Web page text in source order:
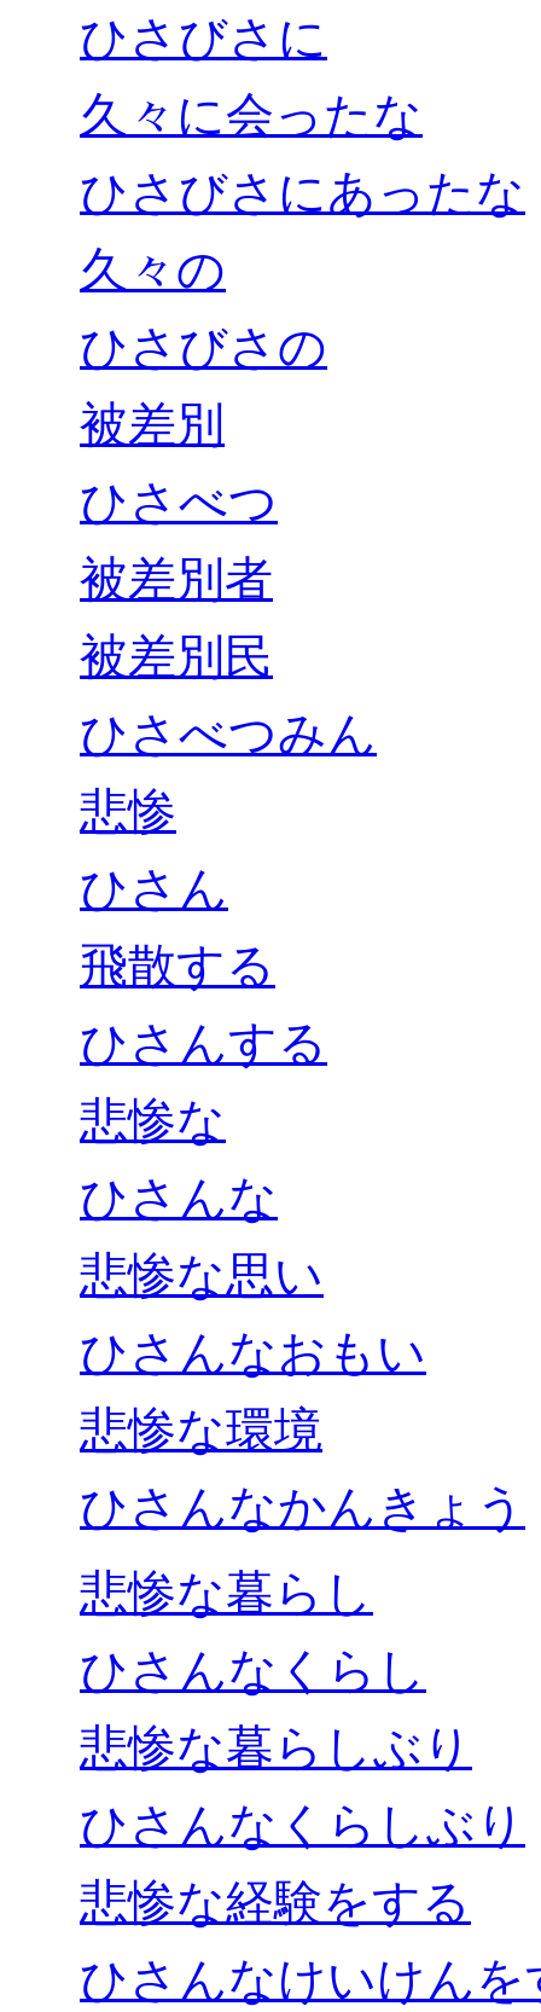
ひさびさに
久々に会ったな
ひさびさにあったな
久々の
ひさびさの
被差別
ひさべつ
被差別者
被差別民
ひさべつみん
悲惨
ひさん
飛散する
ひさんする
悲惨な
ひさんな
悲惨な思い
ひさんなおもい
悲惨な環境
ひさんなかんきょう
悲惨な暮らし
ひさんなくらし
悲惨な暮らしぶり
ひさんなくらしぶり
悲惨な経験をする
ひさんなけいけんを